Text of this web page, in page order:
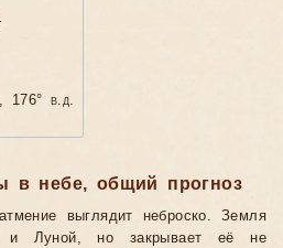
176° в.д.
в небе, общий прогноз
выглядит неброско. Земля
и Луной, но закрывает её не